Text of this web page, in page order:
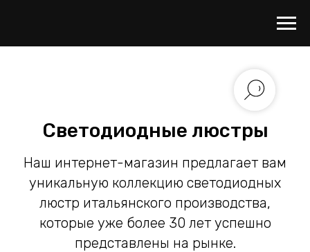
Светодиодные люстры
Наш интернет-магазин предлагает вам
уникальную коллекцию светодиодных
люстр итальянского производства,
которые уже более 30 лет успешно
представлены на рынке.